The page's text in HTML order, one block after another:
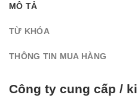
MÔ TẢ
TỪ KHÓA
THÔNG TIN MUA HÀNG
Công ty cung cấp /